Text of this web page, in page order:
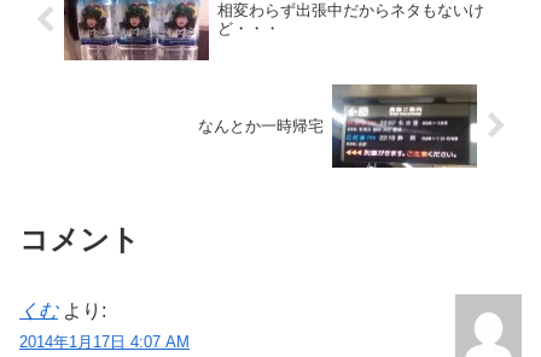
相変わらず出張中だからネタもないけ
ど・・・
なんとか一時帰宅
コメント
くむ より:
2014年1月17日 4:07 AM